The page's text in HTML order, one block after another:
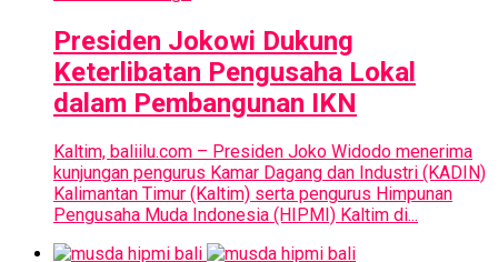
Presiden Jokowi Dukung
Keterlibatan Pengusaha Lokal
dalam Pembangunan IKN
Kaltim, baliilu.com – Presiden Joko Widodo menerima
kunjungan pengurus Kamar Dagang dan Industri (KADIN)
Kalimantan Timur (Kaltim) serta pengurus Himpunan
Pengusaha Muda Indonesia (HIPMI) Kaltim di...